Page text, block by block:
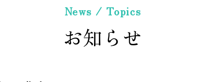
ホームヘルパー
デイサービス
News / Topics
お知らせ